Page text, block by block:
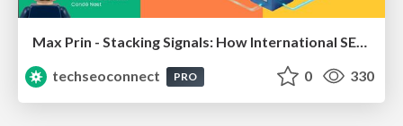
Max Prin - Stacking Signals: How International SEO Comes Together (And Falls Apart)
techseoconnect
PRO 0 330